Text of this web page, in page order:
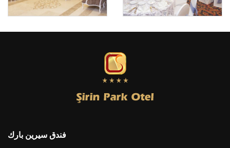
فندق سيرين بارك